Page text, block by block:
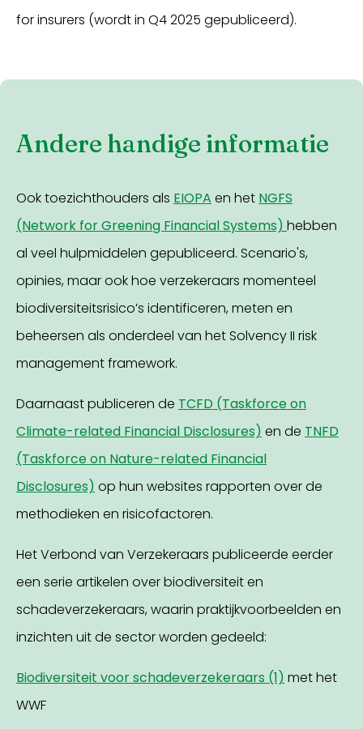
for insurers (wordt in Q4 2025 gepubliceerd).
Andere handige informatie
Ook toezichthouders als EIOPA en het NGFS
(Network for Greening Financial Systems) hebben
al veel hulpmiddelen gepubliceerd. Scenario's,
opinies, maar ook hoe verzekeraars momenteel
biodiversiteitsrisico’s identificeren, meten en
beheersen als onderdeel van het Solvency II risk
management framework.
Daarnaast publiceren de TCFD (Taskforce on
Climate-related Financial Disclosures) en de TNFD
(Taskforce on Nature-related Financial
Disclosures) op hun websites rapporten over de
methodieken en risicofactoren.
Het Verbond van Verzekeraars publiceerde eerder
een serie artikelen over biodiversiteit en
schadeverzekeraars, waarin praktijkvoorbeelden en
inzichten uit de sector worden gedeeld:
Biodiversiteit voor schadeverzekeraars (1) met het
WWF